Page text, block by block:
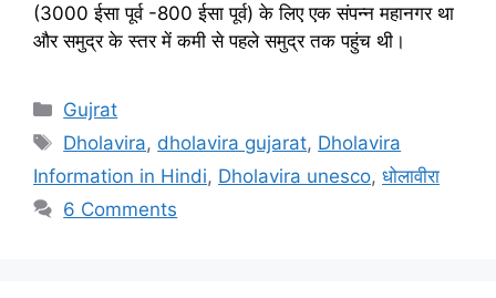
(3000 ईसा पूर्व -800 ईसा पूर्व) के लिए एक संपन्न महानगर था
और समुद्र के स्तर में कमी से पहले समुद्र तक पहुंच थी।
Categories
Gujrat
Tags
Dholavira, dholavira gujarat, Dholavira
Information in Hindi, Dholavira unesco, धोलावीरा
6 Comments